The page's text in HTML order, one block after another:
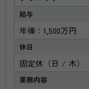
給与
年俸：1,500万円
休日
固定休（日 木）
業務内容